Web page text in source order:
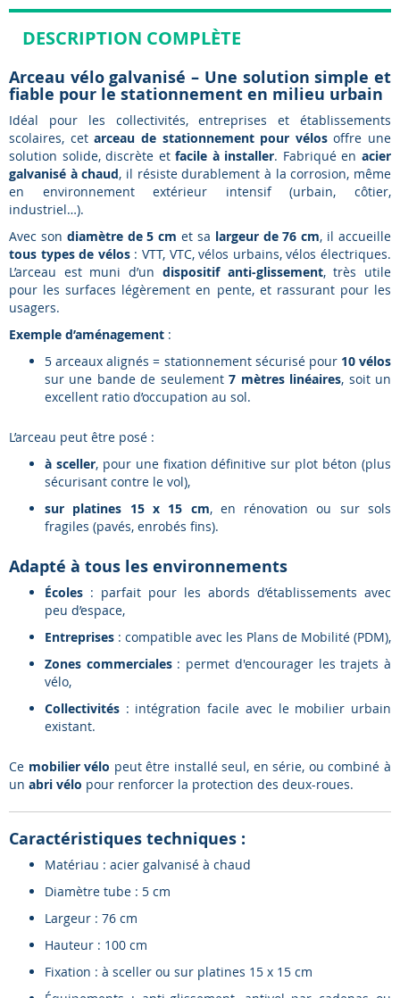
DESCRIPTION COMPLÈTE
Arceau vélo galvanisé – Une solution simple et
fiable pour le stationnement en milieu urbain
Idéal pour les collectivités, entreprises et établissements
scolaires, cetarceau de stationnement pour vélosoffre une
solution solide, discrète etfacile à installer. Fabriqué enacier
galvanisé à chaud, il résiste durablement à la corrosion, même
en environnement extérieur intensif (urbain, côtier,
industriel…).
Avec son diamètre de 5 cm et sa largeur de 76 cm, il accueille
tous types de vélos: VTT, VTC, vélos urbains, vélos électriques.
L’arceau est muni d’un dispositif anti-glissement, très utile
pour les surfaces légèrement en pente, et rassurant pour les
usagers.
Exemple d’aménagement :
5 arceaux alignés = stationnement sécurisé pour 10 vélos
sur une bande de seulement7 mètres linéaires, soit un
excellent ratio d’occupation au sol.
L’arceau peut être posé :
à sceller, pour une fixation définitive sur plot béton (plus
sécurisant contre le vol),
sur platines 15 x 15 cm, en rénovation ou sur sols
fragiles (pavés, enrobés fins).
Adapté à tous les environnements
Écoles : parfait pour les abords d’établissements avec
peu d’espace,
Entreprises : compatible avec les Plans de Mobilité (PDM),
Zones commerciales: permet d'encourager les trajets à
vélo,
Collectivités : intégration facile avec le mobilier urbain
existant.
Ce mobilier vélo peut être installé seul, en série, ou combiné à
un abri vélo pour renforcer la protection des deux-roues.
Caractéristiques techniques :
Matériau : acier galvanisé à chaud
Diamètre tube : 5 cm
Largeur : 76 cm
Hauteur : 100 cm
Fixation : à sceller ou sur platines 15 x 15 cm